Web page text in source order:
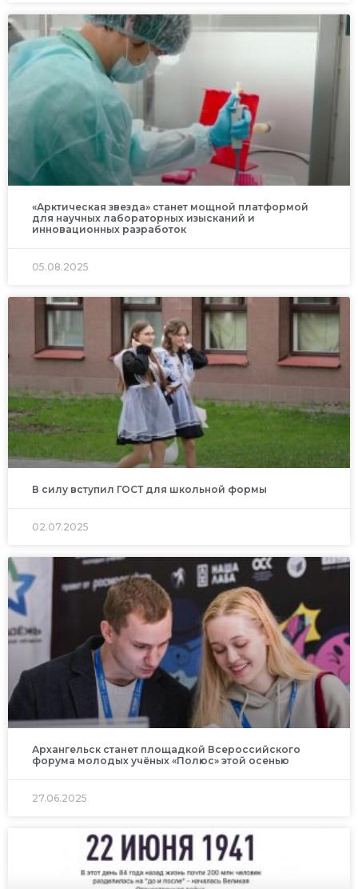
«Арктическая звезда» станет мощной платформой
для научных лабораторных изысканий и
инновационных разработок
05.08.2025
В силу вступил ГОСТ для школьной формы
02.07.2025
Архангельск станет площадкой Всероссийского
форума молодых учёных «Полюс» этой осенью
27.06.2025